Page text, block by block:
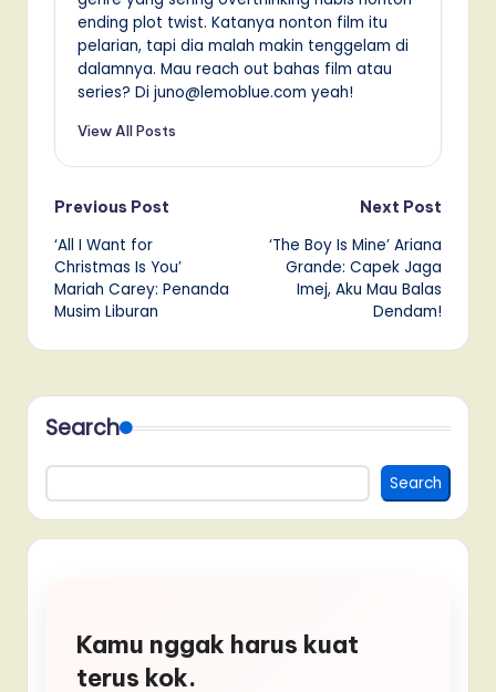
ending plot twist. Katanya nonton film itu
pelarian, tapi dia malah makin tenggelam di
dalamnya. Mau reach out bahas film atau
series? Di juno@lemoblue.com yeah!
View All Posts
Post
navigation
Previous Post
‘All I Want for
Christmas Is You’
Mariah Carey: Penanda
Musim Liburan
Next Post
‘The Boy Is Mine’ Ariana
Grande: Capek Jaga
Imej, Aku Mau Balas
Dendam!
Search
Search
Kamu nggak harus kuat
terus kok.